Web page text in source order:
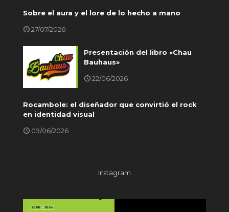
Sobre el aura y el lore de lo hecho a mano
27/07/2026
Presentación del libro «Chau
Bauhaus»
22/06/2026
Rocambole: el diseñador que convirtió el rock
en identidad visual
09/06/2026
Instagram